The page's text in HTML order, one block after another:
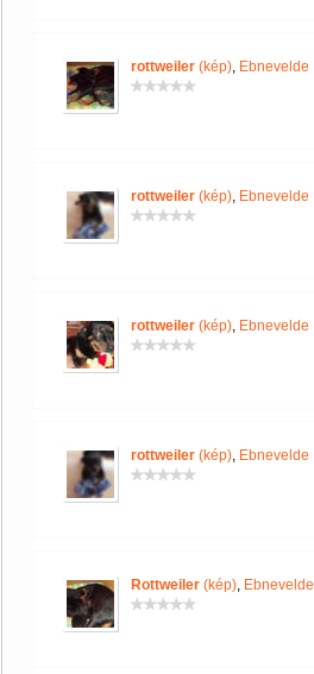
rottweiler (kép), Ebnevelde
rottweiler (kép), Ebnevelde
rottweiler (kép), Ebnevelde
rottweiler (kép), Ebnevelde
Rottweiler (kép), Ebnevelde